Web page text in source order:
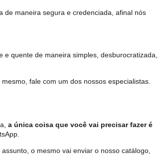
de maneira segura e credenciada, afinal nós
e quente de maneira simples, desburocratizada,
fale com um dos nossos especialistas.
a única coisa que você vai precisar fazer é
o mesmo vai enviar o nosso catálogo,